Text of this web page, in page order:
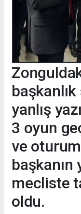
yanlış
3 oyun
ve
başkanın
mecliste
oldu.